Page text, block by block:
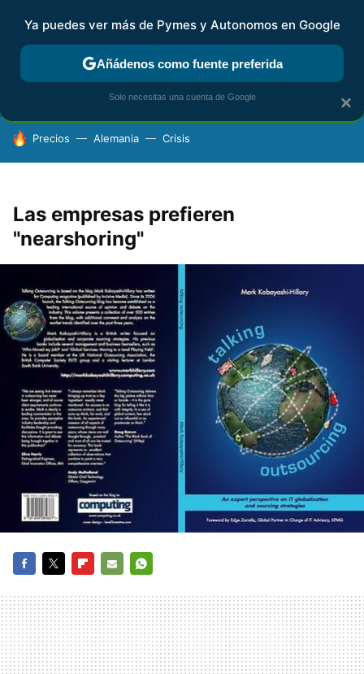
FISCALIDAD Y CONTABILIDAD KIT DIGITAL RENTA
HOY SE HABLA DE
Precios Alemania Crisis
Las empresas prefieren
"nearshoring"
MAIL
×
Ya puedes ver más de Pymes y Autonomos en Google
Añádenos como fuente preferida
Solo necesitas una cuenta de Google